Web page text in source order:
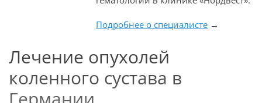
Подробнее о специалисте →
Лечение опухолей
коленного сустава в